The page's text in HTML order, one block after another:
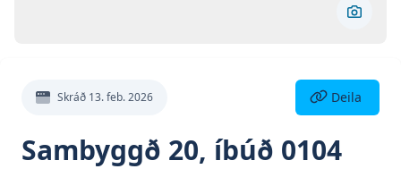
Skoða
Skráð 13. feb. 2026 Deila eign
Deila
Sambyggð 20, íbúð 0104